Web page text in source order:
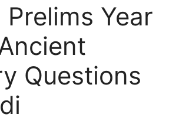
Prelims Year
Questions